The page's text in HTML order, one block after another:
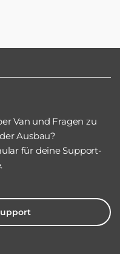
Van und Fragen zu
Ausbau?
für deine Support-